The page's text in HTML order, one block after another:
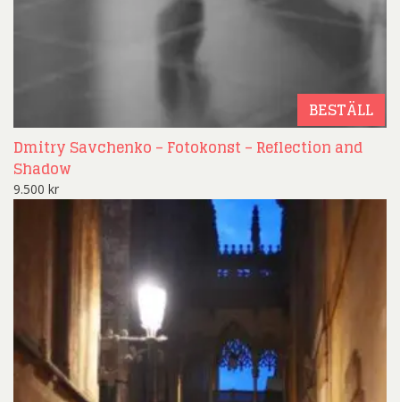
BESTÄLL
Dmitry Savchenko – Fotokonst – Reflection and
Shadow
9.500 kr